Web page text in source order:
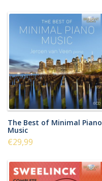
The Best of Minimal Piano
Music
€29,99